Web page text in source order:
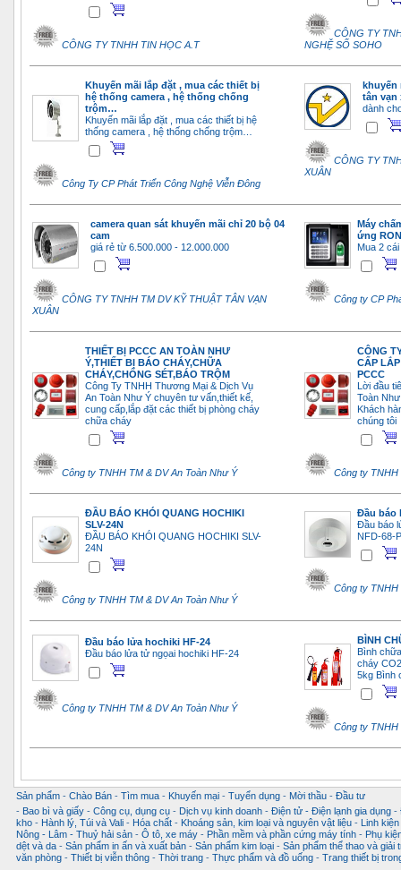
CÔNG TY TNHH TIN HỌC A.T
CÔNG TY
NGHỆ SỐ SOHO
Khuyến mãi lắp đặt , mua các thiết bị
hệ thống camera , hệ thống chống
trộm…
Khuyến mãi lắp đặt , mua các thiết bị hệ
thống camera , hệ thống chống trộm…
Công Ty CP Phát Triển Công Nghệ Viễn Đông
khuyến
tân vạn
dành
CÔNG TY
XUÂN
camera quan sát khuyến mãi chỉ 20 bộ 04
cam
giá rẻ từ 6.500.000 - 12.000.000
CÔNG TY TNHH TM DV KỸ THUẬT TÂN VẠN
XUÂN
Máy
ứng
Mua 2
Công ty CP
THIẾT BỊ PCCC AN TOÀN NHƯ
Ý,THIẾT BỊ BÁO CHÁY,CHỮA
CHÁY,CHỐNG SÉT,BÁO TRỘM
Công Ty TNHH Thương Mại & Dịch Vụ
An Toàn Như Ý chuyên tư vấn,thiết kế,
cung cấp,lắp đặt các thiết bị phòng cháy
chữa cháy
Công ty TNHH TM & DV An Toàn Như Ý
CÔNG
CẤP
PCCC
Lời đầu
Toàn
Khách
chúng tôi
Công ty TNHH
ĐẦU BÁO KHÓI QUANG HOCHIKI
SLV-24N
ĐẦU BÁO KHÓI QUANG HOCHIKI SLV-
24N
Công ty TNHH TM & DV An Toàn Như Ý
Đầu báo
Đầu báo
NFD-68-P
Công ty TNHH
Đầu báo lửa hochiki HF-24
Đầu báo lửa tử ngọai hochiki HF-24
Công ty TNHH TM & DV An Toàn Như Ý
BÌNH
Bình
cháy
5kg Bình
Công ty TNHH
Sản phẩm - Chào Bán - Tìm mua - Khuyến mại - Tuyển dụng - Mời thầu - Đầu tư
- Bao bì và giấy - Công cụ, dụng cụ - Dịch vụ kinh doanh - Điện tử - Điện lạnh gia dụng -
kho - Hành lý, Túi và Vali - Hóa chất - Khoáng sản, kim loại và nguyên vật liệu -
Linh
Nông - Lâm - Thuỷ hải sản - Ô tô, xe máy - Phần mềm và phần cứng máy tính - Phụ
dệt và da - Sản phẩm in ấn và xuất bản - Sản phẩm kim loại - Sản phẩm thể thao và giải
văn phòng - Thiết bị viễn thông - Thời trang - Thực phẩm và đồ uống - Trang thiết bị